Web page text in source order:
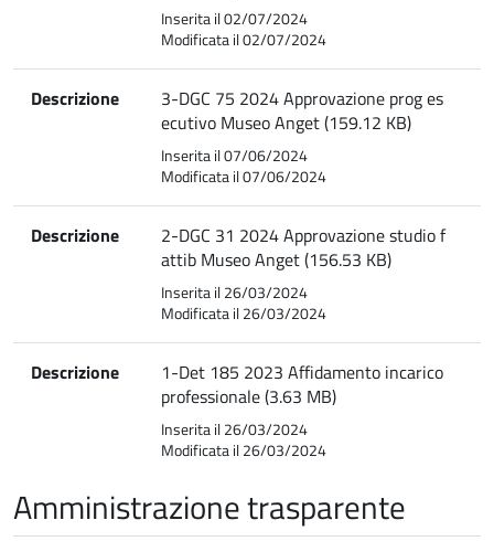
Inserita il 02/07/2024
Modificata il 02/07/2024
Descrizione
3-DGC 75 2024 Approvazione prog es
ecutivo Museo Anget (159.12 KB)
Inserita il 07/06/2024
Modificata il 07/06/2024
Descrizione
2-DGC 31 2024 Approvazione studio f
attib Museo Anget (156.53 KB)
Inserita il 26/03/2024
Modificata il 26/03/2024
Descrizione
1-Det 185 2023 Affidamento incarico
professionale (3.63 MB)
Inserita il 26/03/2024
Modificata il 26/03/2024
Amministrazione trasparente